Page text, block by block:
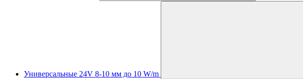
Универсальные 24V 8-10 мм до 10 W/m